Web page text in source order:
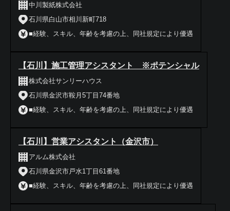
中川製紙株式会社
石川県白山市相川新町718
■経験、スキル、年齢を考慮の上、同社規定により優遇
【石川】施工管理アシスタント ※ポテンシャル
株式会社サンリーハウス
石川県金沢市鞍月5丁目74番地
■経験、スキル、年齢を考慮の上、同社規定により優遇
【石川】営業アシスタント（金沢市）
アルム株式会社
石川県金沢市戸水1丁目61番地
■経験、スキル、年齢を考慮の上、同社規定により優遇